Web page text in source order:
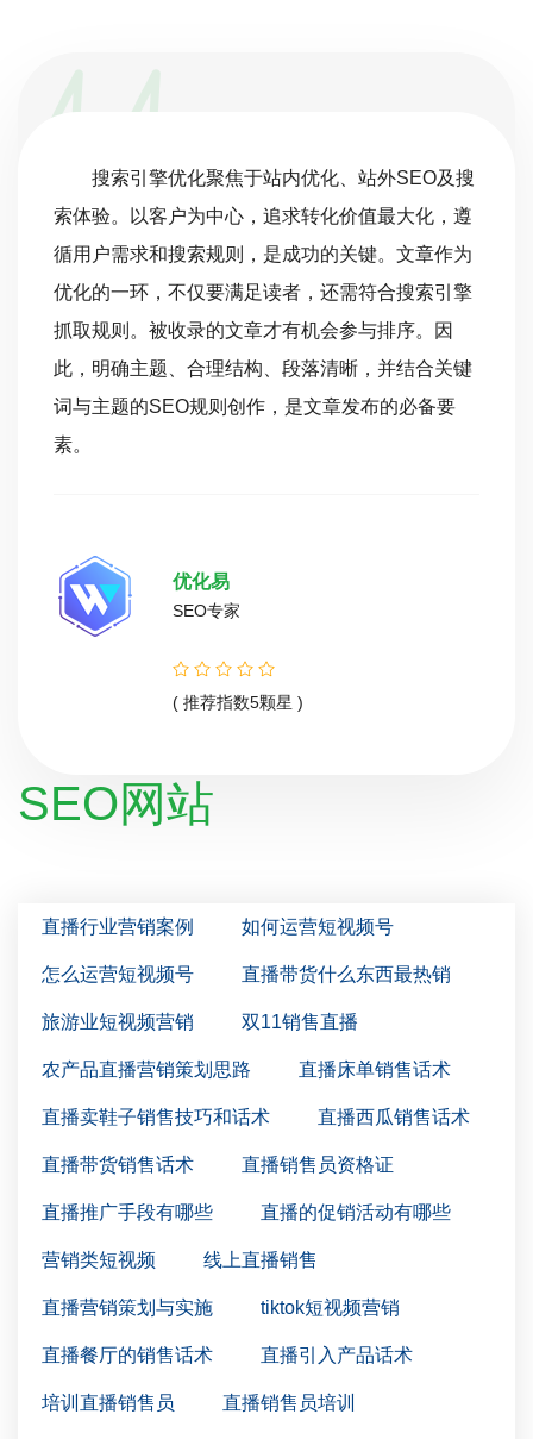
搜索引擎优化聚焦于站内优化、站外SEO及搜
索体验。以客户为中心，追求转化价值最大化，遵
循用户需求和搜索规则，是成功的关键。文章作为
优化的一环，不仅要满足读者，还需符合搜索引擎
抓取规则。被收录的文章才有机会参与排序。因
此，明确主题、合理结构、段落清晰，并结合关键
词与主题的SEO规则创作，是文章发布的必备要
素。
优化易
SEO专家
( 推荐指数5颗星 )
SEO网站
直播行业营销案例 如何运营短视频号
怎么运营短视频号 直播带货什么东西最热销
旅游业短视频营销 双11销售直播
农产品直播营销策划思路 直播床单销售话术
直播卖鞋子销售技巧和话术 直播西瓜销售话术
直播带货销售话术 直播销售员资格证
直播推广手段有哪些 直播的促销活动有哪些
营销类短视频 线上直播销售
直播营销策划与实施 tiktok短视频营销
直播餐厅的销售话术 直播引入产品话术
培训直播销售员 直播销售员培训